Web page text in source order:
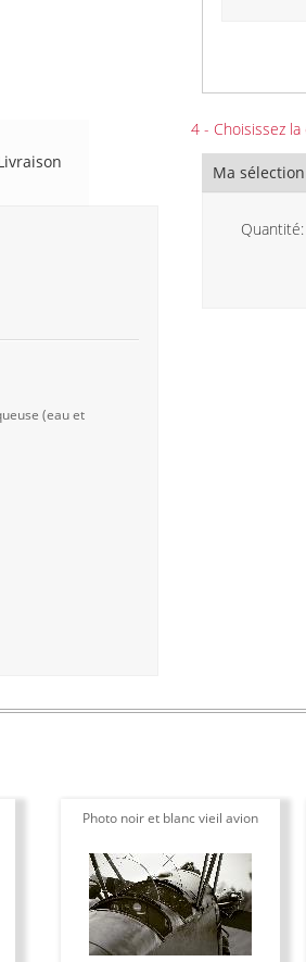
(eau et
4 - Choisissez
Ma sélection
Quantité:
Photo noir et blanc vieil avion